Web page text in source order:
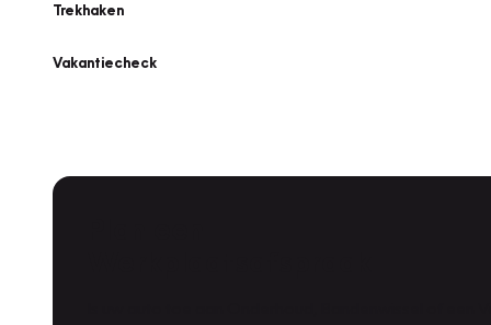
Trekhaken
Vakantiecheck